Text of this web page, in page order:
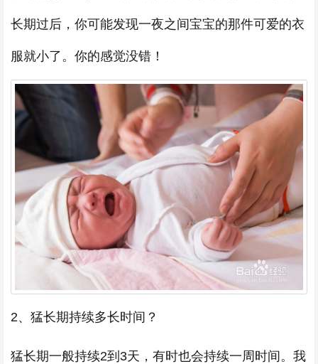
长期过后，你可能发现一夜之间宝宝的那件可爱的衣
服就小了。你的感觉没错！
2、猛长期持续多长时间？
猛长期一般持续2到3天，有时也会持续一周时间。我